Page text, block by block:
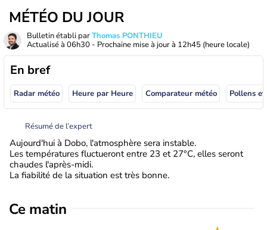
MÉTÉO DU JOUR
Bulletin établi parThomas PONTHIEU
Actualisé à 06h30 - Prochaine mise à jour à 12h45 (heure locale)
En bref
Radar météo Heure par Heure Comparateur météo Pollens
Résumé de l’expert
Aujourd'hui à Dobo, l'atmosphère sera instable.
Les températures fluctueront entre 23 et 27°C, elles seront
chaudes l'après-midi.
La fiabilité de la situation est très bonne.
Ce matin